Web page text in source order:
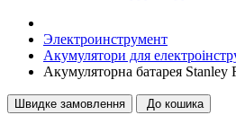
Электроинструмент
Акумулятори для
Акумуляторна батарея
Швидке замовлення До кошика